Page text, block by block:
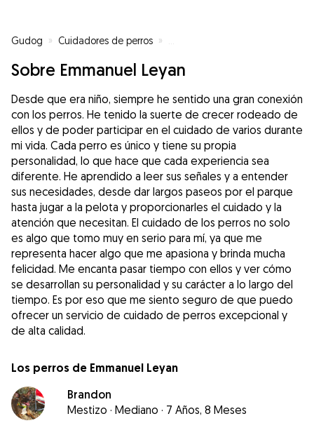
Gudog » Cuidadores de perros »
Sobre Emmanuel Leyan
Desde que era niño, siempre he sentido una gran conexión
con los perros. He tenido la suerte de crecer rodeado de
ellos y de poder participar en el cuidado de varios durante
mi vida. Cada perro es único y tiene su propia
personalidad, lo que hace que cada experiencia sea
diferente. He aprendido a leer sus señales y a entender
sus necesidades, desde dar largos paseos por el parque
hasta jugar a la pelota y proporcionarles el cuidado y la
atención que necesitan. El cuidado de los perros no solo
es algo que tomo muy en serio para mí, ya que me
representa hacer algo que me apasiona y brinda mucha
felicidad. Me encanta pasar tiempo con ellos y ver cómo
se desarrollan su personalidad y su carácter a lo largo del
tiempo. Es por eso que me siento seguro de que puedo
ofrecer un servicio de cuidado de perros excepcional y
de alta calidad.
Los perros de Emmanuel Leyan
Brandon
Mestizo · Mediano · 7 Años, 8 Meses